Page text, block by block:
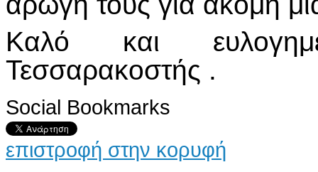
Καλό και
Τεσσαρακοστής .
Social Bookmarks
επιστροφή στην κορυφή